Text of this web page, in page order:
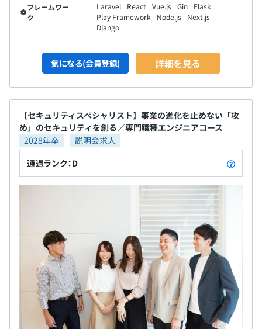
フレームワー
ク
Laravel React Vue.js Gin
Flask
Play Framework
Node.js
Next.js
Django
気になる(会員登録) 詳細を見る
【セキュリティスペシャリスト】事業の進化を止めない「攻
め」のセキュリティを創る／専門職種エンジニアコース
2028年卒
説明会求人
通過ランク：D